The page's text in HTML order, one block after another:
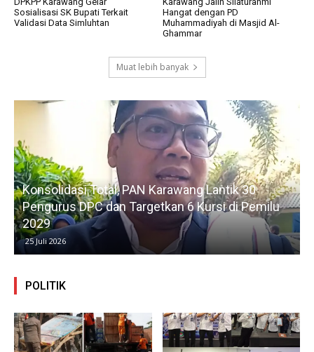
Sosialisasi SK Bupati Terkait
Validasi Data Simluhtan
Hangat dengan PD
Muhammadiyah di Masjid Al-
Ghammar
Muat lebih banyak
Konsolidasi Total, PAN Karawang Lantik 30
Pengurus DPC dan Targetkan 6 Kursi di Pemilu
2029
25 Juli 2026
POLITIK